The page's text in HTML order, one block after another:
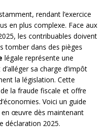
rendant l’exercice
en plus complexe. Face aux
les contribuables doivent
tomber dans des pièges
légale représente une
sa charge d’impôt
la législation. Cette
la fraude fiscale et offre
Voici un guide
œuvre dès maintenant
déclaration 2025.